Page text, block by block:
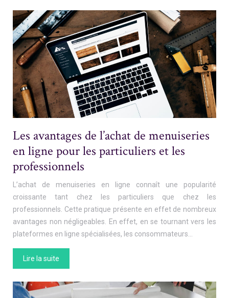
Les avantages de l’achat de menuiseries
en ligne pour les particuliers et les
professionnels
L’achat de menuiseries en ligne connaît une popularité
croissante tant chez les particuliers que chez les
professionnels. Cette pratique présente en effet de nombreux
avantages non négligeables. En effet, en se tournant vers les
plateformes en ligne spécialisées, les consommateurs…
Lire la suite